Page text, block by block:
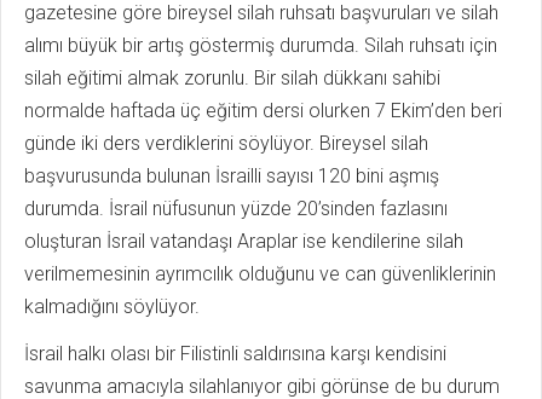
gazetesine göre bireysel silah ruhsatı başvuruları ve silah
alımı büyük bir artış göstermiş durumda. Silah ruhsatı için
silah eğitimi almak zorunlu. Bir silah dükkanı sahibi
normalde haftada üç eğitim dersi olurken 7 Ekim’den beri
günde iki ders verdiklerini söylüyor. Bireysel silah
başvurusunda bulunan İsrailli sayısı 120 bini aşmış
durumda. İsrail nüfusunun yüzde 20’sinden fazlasını
oluşturan İsrail vatandaşı Araplar ise kendilerine silah
verilmemesinin ayrımcılık olduğunu ve can güvenliklerinin
kalmadığını söylüyor.
İsrail halkı olası bir Filistinli saldırısına karşı kendisini
savunma amacıyla silahlanıyor gibi görünse de bu durum